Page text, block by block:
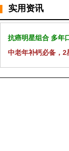
实用资讯
抗癌明星组合 多年
中老年补钙必备，